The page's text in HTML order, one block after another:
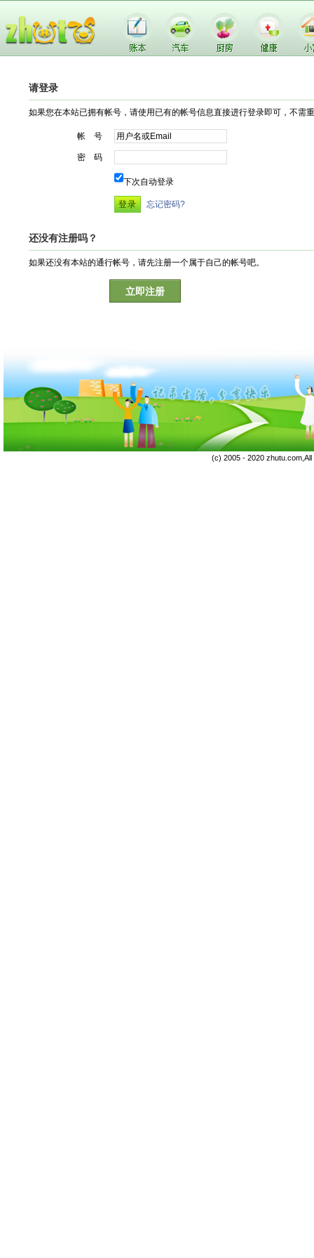
请登录
如果您在本站已拥有帐号，请使用已有的帐号信息直接进行登录即可，不需
帐 号
密 码
下次自动登录
忘记密码?
还没有注册吗？
如果还没有本站的通行帐号，请先注册一个属于自己的帐号吧。
立即注册
(c) 2005 - 2020